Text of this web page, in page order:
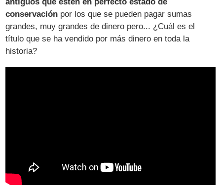
conservación por los que se pueden pagar sumas
grandes, muy grandes de dinero pero... ¿Cuál es el
título que se ha vendido por más dinero en toda la
historia?